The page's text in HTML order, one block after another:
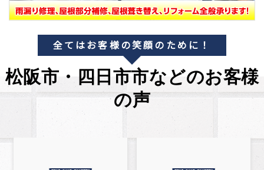
全てはお客様の笑顔のために！
松阪市・四日市市などのお客様
の声